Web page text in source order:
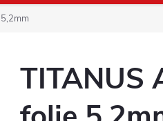
TITANUS